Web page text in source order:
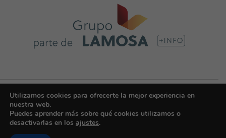
© Copyright 2025 | CERÁMICA SAN LORENZO COLOMBIA - Grupo Lamosa |
Todos los derechos reservados -
Política de privacidad
Utilizamos cookies para ofrecerte la mejor experiencia en
nuestra web.
Puedes aprender más sobre qué cookies utilizamos o
desactivarlas en los ajustes.